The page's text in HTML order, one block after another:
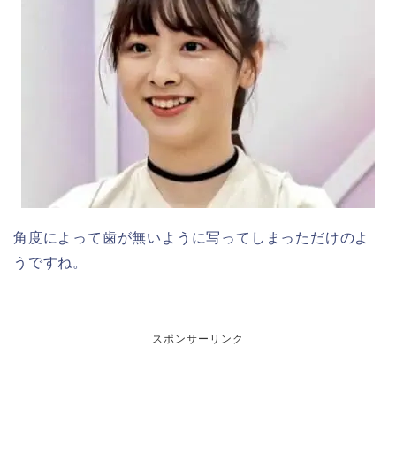
角度によって歯が無いように写ってしまっただけのよ
うですね。
スポンサーリンク